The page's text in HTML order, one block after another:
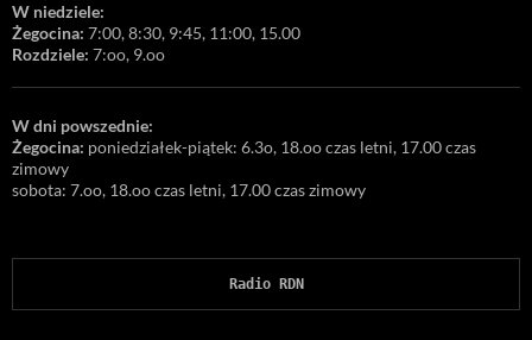
W niedziele:
Żegocina: 7:00, 8:30, 9:45, 11:00, 15.00
Rozdziele: 7:oo, 9.oo
W dni powszednie:
Żegocina: poniedziałek-piątek: 6.3o, 18.oo czas letni, 17.00 czas
zimowy
sobota: 7.oo, 18.oo czas letni, 17.00 czas zimowy
Radio RDN